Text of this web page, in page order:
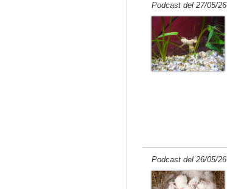
Podcast del 27/05/26
Podcast del 26/05/26